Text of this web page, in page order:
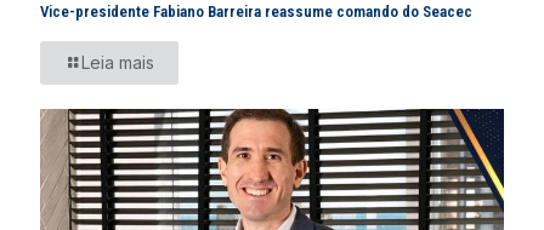
Vice-presidente Fabiano Barreira reassume comando do Seacec
Leia mais